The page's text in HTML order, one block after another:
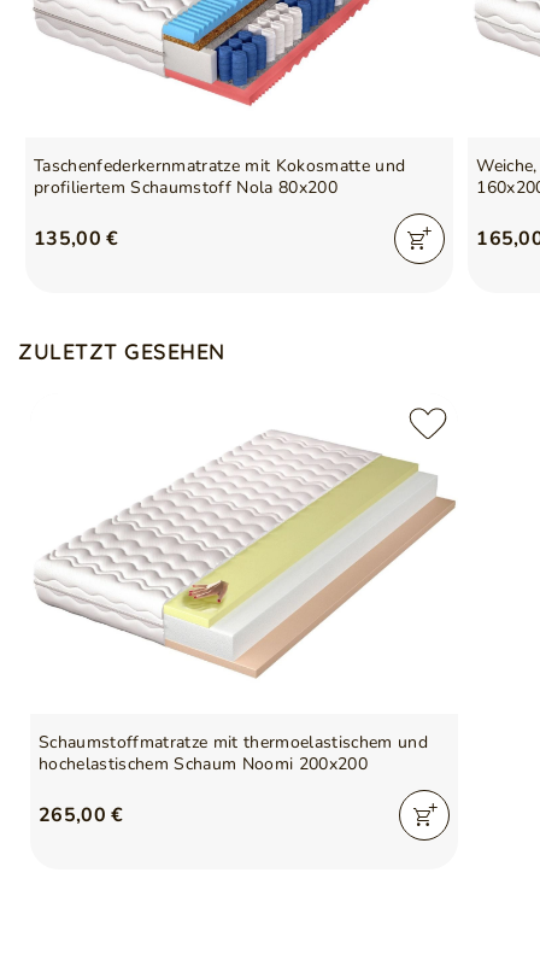
Körperunterstützung und hohe Formbeständigkeit
Taschenfederkernmatratze mit Kokosmatte und
profiliertem Schaumstoff Nola 80x200
135,00 €
ZULETZT GESEHEN
Schaumstoffmatratze mit thermoelastischem und
hochelastischem Schaum Noomi 200x200
265,00 €